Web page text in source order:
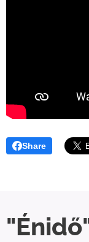
Share